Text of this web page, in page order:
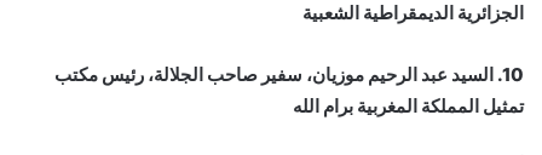
الجزائرية الديمقراطية الشعبية
10. السيد عبد الرحيم موزيان، سفير صاحب الجلالة، رئيس مكتب
تمثيل المملكة المغربية برام الله